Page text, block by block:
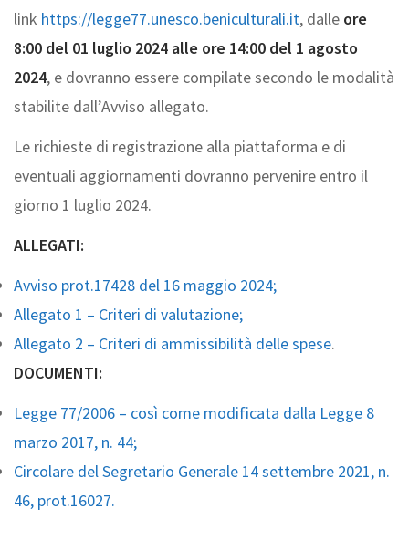
link https://legge77.unesco.beniculturali.it, dalle ore
8:00 del 01 luglio 2024 alle ore 14:00 del 1 agosto
2024, e dovranno essere compilate secondo le modalità
stabilite dall’Avviso allegato.
Le richieste di registrazione alla piattaforma e di
eventuali aggiornamenti dovranno pervenire entro il
giorno 1 luglio 2024.
ALLEGATI:
Avviso prot.17428 del 16 maggio 2024;
Allegato 1 – Criteri di valutazione;
Allegato 2 – Criteri di ammissibilità delle spese.
DOCUMENTI:
Legge 77/2006 – così come modificata dalla Legge 8
marzo 2017, n. 44;
Circolare del Segretario Generale 14 settembre 2021, n.
46, prot.16027.